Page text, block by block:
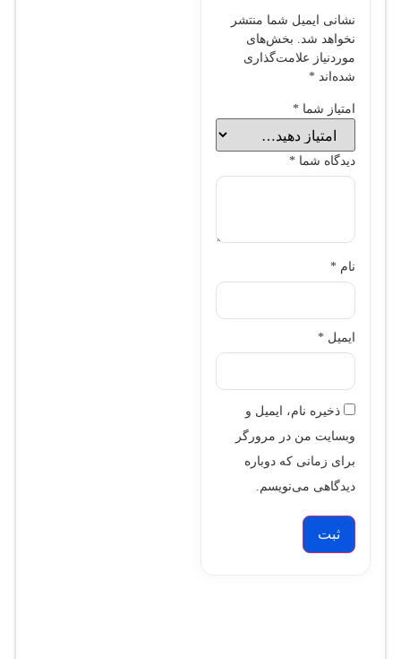
نشانی ایمیل شما منتشر
نخواهد شد.
بخش‌های
موردنیاز علامت‌گذاری
شده‌اند *
امتیاز شما *
دیدگاه شما *
نام *
ایمیل *
ذخیره نام، ایمیل و
وبسایت من در مرورگر
برای زمانی که دوباره
دیدگاهی می‌نویسم.